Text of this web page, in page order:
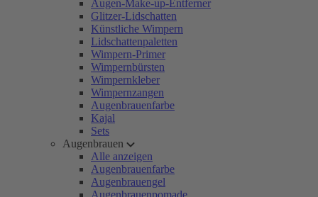
Augen-Make-up-Entferner
Glitzer-Lidschatten
Künstliche Wimpern
Lidschattenpaletten
Wimpern-Primer
Wimpernbürsten
Wimpernkleber
Wimpernzangen
Augenbrauenfarbe
Kajal
Sets
Augenbrauen
Alle anzeigen
Augenbrauenfarbe
Augenbrauengel
Augenbrauenpomade